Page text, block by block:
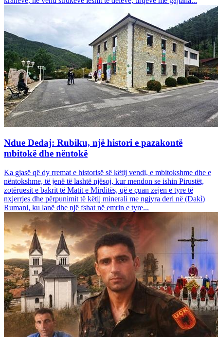
Ndue Dedaj: Rubiku, një histori e pazakontë
mbitokë dhe nëntokë
Ka gjasë që dy rremat e historisë së këtij vendi, e mbitokshme dhe e
nëntokshme, të jenë të lashtë njësoj, kur mendon se ishin Pirustët,
zotëruesit e bakrit të Matit e Mirditës, që e çuan zejen e tyre të
nxjerrjes dhe përpunimit të këtij minerali me ngjyra deri në (Dakì)
Rumani, ku lanë dhe një fshat në emrin e tyre...